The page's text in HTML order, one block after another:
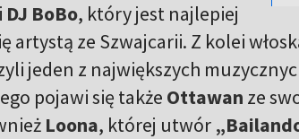
DJ BoBo, który jest najlepiej
artystą ze Szwajcarii. Z kolei
jeden z największych
pojawi się także Ottawan ze
Loona, której utwór